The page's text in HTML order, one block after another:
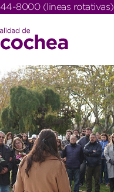
44-8000 (lineas rotativas)